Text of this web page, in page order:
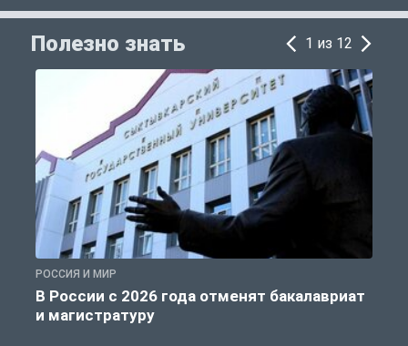
Полезно знать 1 из 12
РОССИЯ И МИР
В России с 2026 года отменят бакалавриат
и магистратуру